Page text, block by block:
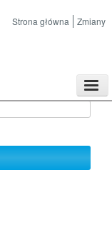
Strona główna Zmiany